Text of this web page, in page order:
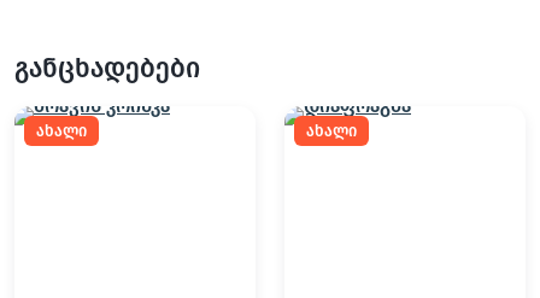
განცხადებები
ახალი ახალი